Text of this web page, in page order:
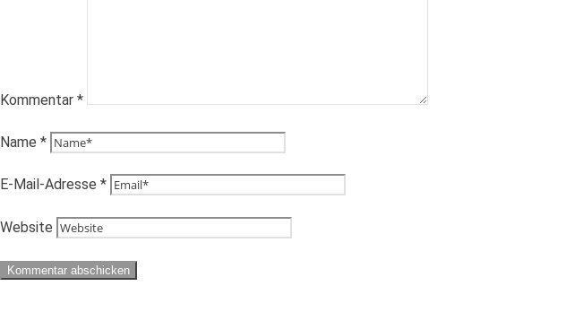
Kommentar *
Name *
E-Mail-Adresse *
Website